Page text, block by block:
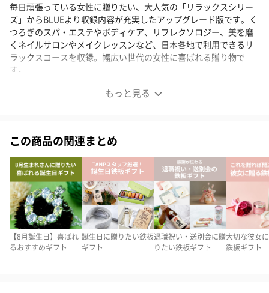
もっと見る
毎日頑張っている女性に贈りたい、大人気の「リラックスシリー
ズ」からBLUEより収録内容が充実したアップグレード版です。く
つろぎのスパ・エステやボディケア、リフレクソロジー、美を磨
くネイルサロンやメイクレッスンなど、日本各地で利用できるリ
ラックスコースを収録。幅広い世代の女性に喜ばれる贈り物で
す。
大人気シリーズから、少し贅沢な《リラックスチケット》
集中するのも、リラックス
「Relax Gift（GREEN）」は、その中でも文字通り“リラックス”を
テーマに、心身ともに癒やされるボディケアやスパ・エステ、リ
フレッシュできるヨガや乗馬、陶芸など女性に人気の体験がたく
さん収録されている体験ギフトです。疲れた身体に、美しさの磨
きに、新しい発見に、リラックス体験をお届けします。
この商品の関連まとめ
【8月誕生日】喜ばれ
るおすすめギフト
誕生日に贈りたい鉄板
ギフト
退職祝い・送別会に贈
りたい鉄板ギフト
大切な彼女
鉄板ギフト